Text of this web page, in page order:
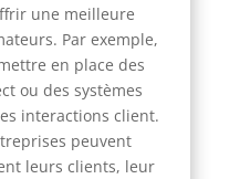
une meilleure
Par exemple,
en place des
ou des systèmes
interactions client.
peuvent
leurs clients, leur